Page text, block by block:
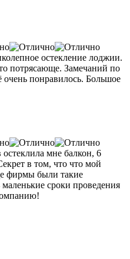
остекление лоджии.
потрясающе. Замечаний по
понравилось. Большое
мне балкон, 6
в том, что что мой
фирмы были такие
сроки проведения